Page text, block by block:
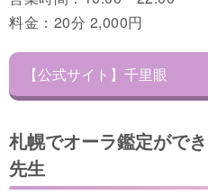
料金：20分 2,000円
【公式サイト】千里眼
札幌でオーラ鑑定がで
先生